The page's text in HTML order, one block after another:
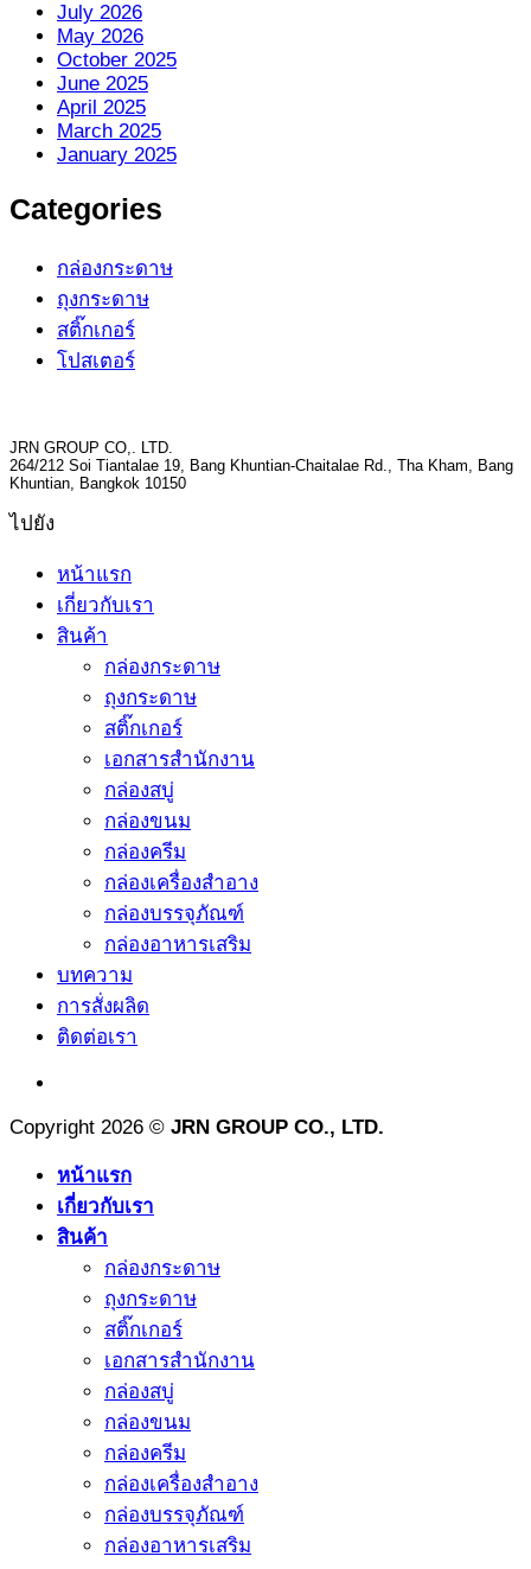
July 2026
May 2026
October 2025
June 2025
April 2025
March 2025
January 2025
Categories
กล่องกระดาษ
ถุงกระดาษ
สติ๊กเกอร์
โปสเตอร์
JRN GROUP CO,. LTD.
264/212 Soi Tiantalae 19, Bang Khuntian-Chaitalae Rd., Tha Kham, Bang
Khuntian, Bangkok 10150
ไปยัง
หน้าแรก
เกี่ยวกับเรา
สินค้า
กล่องกระดาษ
ถุงกระดาษ
สติ๊กเกอร์
เอกสารสำนักงาน
กล่องสบู่
กล่องขนม
กล่องครีม
กล่องเครื่องสำอาง
กล่องบรรจุภัณฑ์
กล่องอาหารเสริม
บทความ
การสั่งผลิด
ติดต่อเรา
Copyright 2026 © JRN GROUP CO., LTD.
หน้าแรก
เกี่ยวกับเรา
สินค้า
กล่องกระดาษ
ถุงกระดาษ
สติ๊กเกอร์
เอกสารสำนักงาน
กล่องสบู่
กล่องขนม
กล่องครีม
กล่องเครื่องสำอาง
กล่องบรรจุภัณฑ์
กล่องอาหารเสริม